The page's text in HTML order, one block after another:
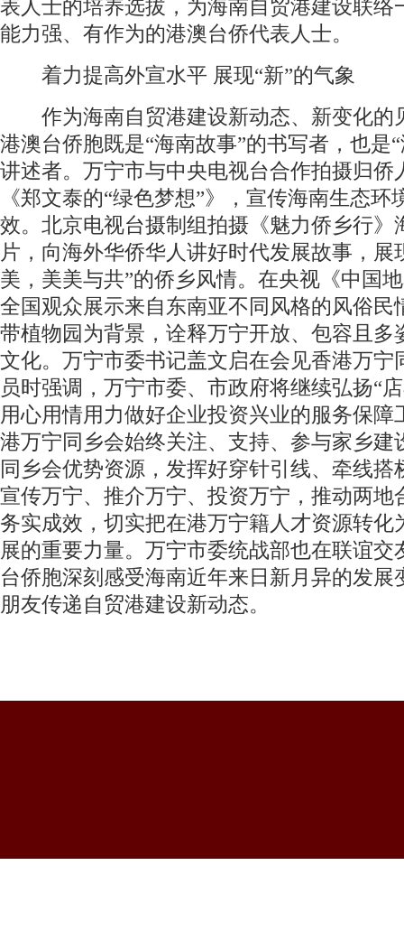
表人士的培养选拔，为海南自贸港建设联络
能力强、有作为的港澳台侨代表人士。
着力提高外宣水平 展现“新”的气象
作为海南自贸港建设新动态、新变化的
港澳台侨胞既是“海南故事”的书写者，也是
讲述者。万宁市与中央电视台合作拍摄归侨
《郑文泰的“绿色梦想”》，宣传海南生态环
效。北京电视台摄制组拍摄《魅力侨乡行》
片，向海外华侨华人讲好时代发展故事，展
美，美美与共”的侨乡风情。在央视《中国
全国观众展示来自东南亚不同风格的风俗民
带植物园为背景，诠释万宁开放、包容且多
文化。万宁市委书记盖文启在会见香港万宁
员时强调，万宁市委、市政府将继续弘扬“
用心用情用力做好企业投资兴业的服务保障
港万宁同乡会始终关注、支持、参与家乡建
同乡会优势资源，发挥好穿针引线、牵线搭
宣传万宁、推介万宁、投资万宁，推动两地
务实成效，切实把在港万宁籍人才资源转化
展的重要力量。万宁市委统战部也在联谊交
台侨胞深刻感受海南近年来日新月异的发展
朋友传递自贸港建设新动态。